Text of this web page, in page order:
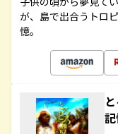
が、島で出合うトロ
憶。